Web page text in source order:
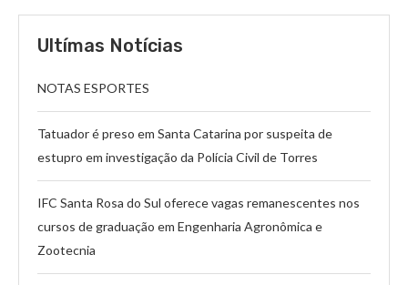
Ultímas Notícias
NOTAS ESPORTES
Tatuador é preso em Santa Catarina por suspeita de
estupro em investigação da Polícia Civil de Torres
IFC Santa Rosa do Sul oferece vagas remanescentes nos
cursos de graduação em Engenharia Agronômica e
Zootecnia